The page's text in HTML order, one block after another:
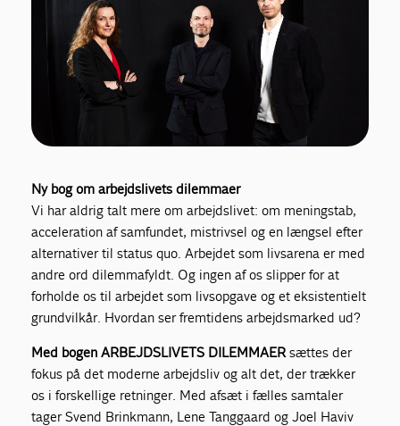
Ny bog om arbejdslivets dilemmaer
Vi har aldrig talt mere om arbejdslivet: om meningstab,
acceleration af samfundet, mistrivsel og en længsel efter
alternativer til status quo. Arbejdet som livsarena er med
andre ord dilemmafyldt. Og ingen af os slipper for at
forholde os til arbejdet som livsopgave og et eksistentielt
grundvilkår. Hvordan ser fremtidens arbejdsmarked ud?
Med bogen ARBEJDSLIVETS DILEMMAERsættes der
fokus på det moderne arbejdsliv og alt det, der trækker
os i forskellige retninger. Med afsæt i fælles samtaler
tager Svend Brinkmann, Lene Tanggaard og Joel Haviv